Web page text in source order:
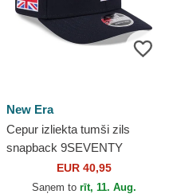
New Era
Cepur izliekta tumši zils
snapback 9SEVENTY
Stretch Snap Great Britain
2026 World Baseball...
EUR 40,95
Saņem to rīt, 11. Aug.